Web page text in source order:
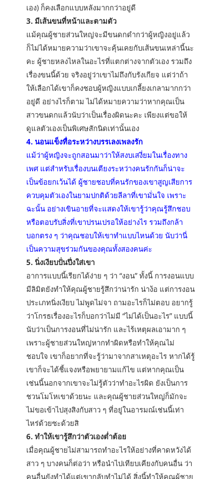
เอง) ก็คงเลือกแบบหลังมากกว่าอยู่ดี
3. มีเส้นขนที่หน้าและตามตัว
แม้คุณผู้ชายส่วนใหญ่จะมีขนดกดำกว่าผู้หญิงอยู่แล้ว
ก็ไม่ได้หมายความว่าเขาจะคุ้นเคยกับเส้นขนเหล่านี้นะ
คะ ผู้ชายหลงไหลในอะไรที่แตกต่างจากตัวเอง รวมถึง
เรื่องขนนี้ด้วย จริงอยู่ว่าเขาไม่ถึงกับรังเกียจ แต่ว่าถ้า
ให้เลือกได้เขาก็คงชอบผู้หญิงแบบเกลี้ยงเกลามากกว่า
อยู่ดี อย่างไรก็ตาม ไม่ได้หมายความว่าหากคุณเป็น
สาวขนดกแล้วนับว่าเป็นเรื่องผิดนะคะ เพียงแต่ขอให้
ดูแลตัวเองเป็นพิเศษสักนิดเท่านั้นเอง
4. นอนแข็งทื่อระหว่างบรรเลงเพลงรัก
แม้ว่าผู้หญิงจะถูกสอนมาว่าให้สงบเสงี่ยมในเรื่องทาง
เพศ แต่สำหรับเรื่องบนเตียงระหว่างคนรักกันก็น่าจะ
เป็นข้อยกเว้นได้ ผู้ชายชอบที่คนรักของเขาสูญเสียการ
ควบคุมตัวเองในยามปกติด้วยลีลาที่เขามั่นใจ เพราะ
ฉะนั้น อย่างเขินอายที่จะแสดงให้เขารู้ว่าคุณรู้สึกชอบ
หรือตอบรับสิ่งที่เขาปรนเปรอให้อย่างไร รวมถึงกล้า
บอกตรง ๆ ว่าคุณชอบให้เขาทำแบบไหนด้วย นับว่านี่
เป็นความสุขร่วมกันของคุณทั้งสองคนค่ะ
5. นิ่งเงียบปั่นปึ่งใส่เขา
อาการแบบนี้เรียกได้ง่าย ๆ ว่า “งอน” ทั้งนี้ การงอนแบบ
มีลิมิตยังทำให้คุณผู้ชายรู้สึกว่าน่ารัก น่าง้อ แต่การงอน
ประเภทนิ่งเงียบ ไม่พูดไม่จา ถามอะไรก็ไม่ตอบ อยากรู้
ว่าโกรธเรื่องอะไรก็บอกว่าไม่มี “ไม่ได้เป็นอะไร” แบบนี้
นับว่าเป็นการงอนที่ไม่น่ารัก และไร้เหตุผลเอามาก ๆ
เพราะผู้ชายส่วนใหญ่หากทำผิดหรือทำให้คุณไม่
ชอบใจ เขาก็อยากที่จะรู้ว่ามาจากสาเหตุอะไร หากได้รู้
เขาก็จะได้ชี้แจงหรือพยายามแก้ไข แต่หากคุณเป็น
เช่นนี้นอกจากเขาจะไม่รู้ตัวว่าทำอะไรผิด ยังเป็นการ
ชวนโมโหเขาด้วยนะ และคุณผู้ชายส่วนใหญ่ก็มักจะ
ไม่ขอเข้าไปสุงสิงกับสาว ๆ ที่อยู่ในอารมณ์เช่นนี้เท่า
ไหร่ด้วยซะด้วยสิ
6. ทำให้เขารู้สึกว่าตัวเองต่ำต้อย
เมื่อคุณผู้ชายไม่สามารถทำอะไรให้อย่างที่คาดหวังได้
สาว ๆ บางคนก็ต่อว่า หรือนำไปเทียบเคียงกับคนอื่น ว่า
คนอื่นยังทำได้แต่เขากลับทำไม่ได้ สิ่งนี้ทำให้คุณผู้ชาย